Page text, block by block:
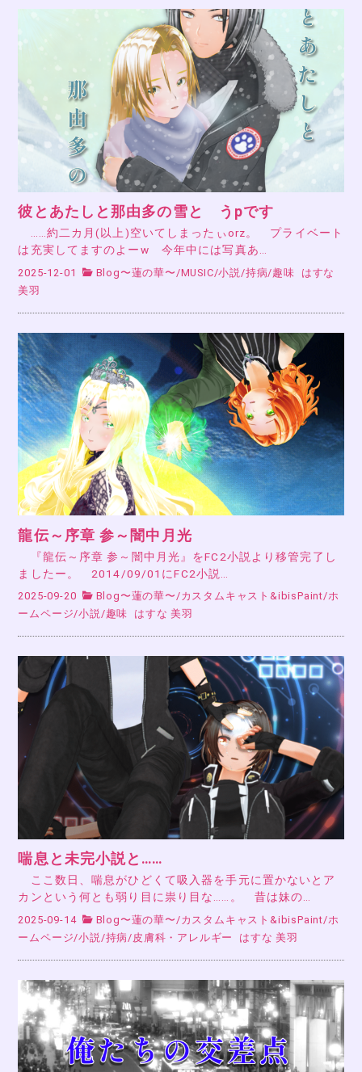
彼とあたしと那由多の雪と うpです
……約二カ月(以上)空いてしまったぃorz。 プライベート
は充実してますのよーw 今年中には写真あ…
2025-12-01 Blog〜蓮の華〜 /MUSIC/小説 /持病/趣味
はすな
美羽
龍伝～序章 参～闇中月光
『龍伝～序章 参～闇中月光』をFC2小説より移管完了し
ましたー。 2014/09/01にFC2小説…
2025-09-20 Blog〜蓮の華〜/カスタムキャスト&ibisPaint/ホ
ームページ/小説/趣味 はすな 美羽
喘息と未完小説と……
ここ数日、喘息がひどくて吸入器を手元に置かないとア
カンという何とも弱り目に祟り目な……。 昔は妹の…
2025-09-14 Blog〜蓮の華〜 /カスタムキャスト&ibisPaint/ホ
ームページ/小説 /持病 / 皮膚科・アレルギー はすな 美羽